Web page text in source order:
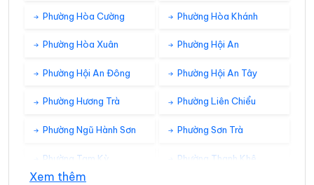
Phường Hòa Cường Phường Hòa Khánh
Phường Hòa Xuân Phường Hội An
Phường Hội An Đông Phường Hội An Tây
Phường Hương Trà Phường Liên Chiểu
Phường Ngũ Hành Sơn Phường Sơn Trà
Phường Tam Kỳ Phường Thanh Khê
Xem thêm